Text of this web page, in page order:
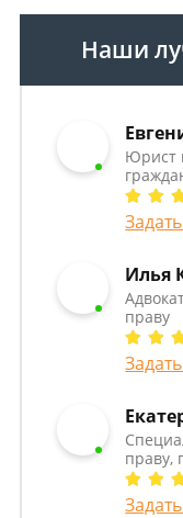
Наши
Юрист
Илья
праву
праву,